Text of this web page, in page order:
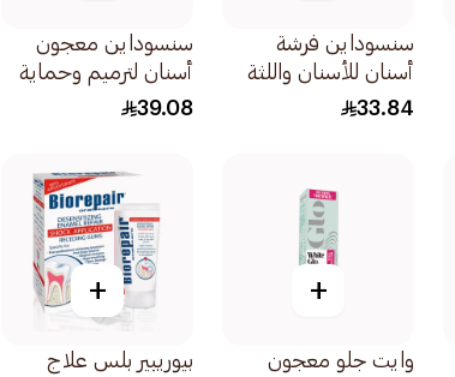
سنسوداين فرشة
أسنان للأسنان واللثة
الحساسة متوسطة
33.84
سنسوداين معجون
أسنان لترميم وحماية
انتعاش زائد 75مل
39.08
+
وايت جلو معجون
+
بيوريبير بلس علاج